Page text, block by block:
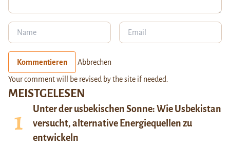
MEISTGELESEN
Unter der usbekischen Sonne: Wie Usbekistan
versucht, alternative Energiequellen zu
entwickeln
Kommentieren Abbrechen
Your comment will be revised by the site if needed.